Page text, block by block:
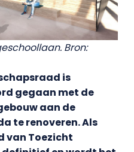
Bron:
is
gegaan met de
aan de
te renoveren. Als
van Toezicht